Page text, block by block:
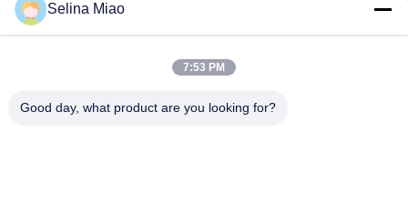
Selina Miao
7:53 PM
Good day, what product are you looking for?